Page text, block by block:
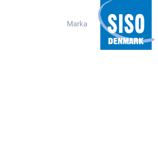
Marka